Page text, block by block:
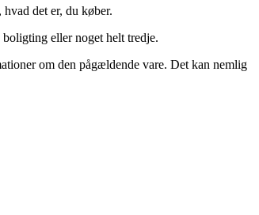
det er, du køber.
eller noget helt tredje.
om den pågældende vare. Det kan nemlig